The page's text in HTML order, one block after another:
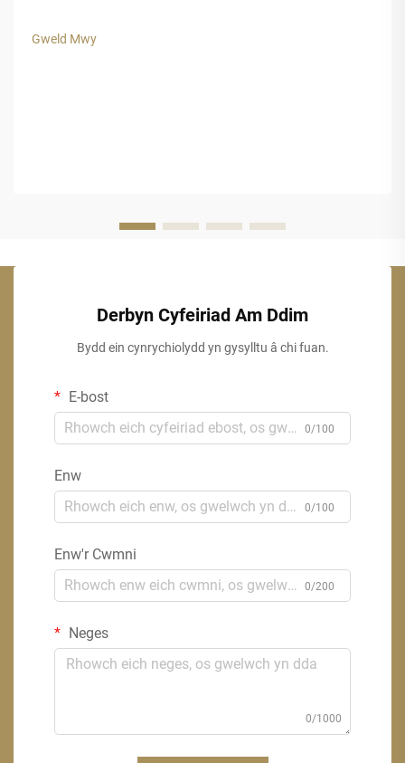
tropicaidd, hamdden...
Gweld Mwy
Derbyn Cyfeiriad Am Ddim
Bydd ein cynrychiolydd yn gysylltu â chi fuan.
E-bost
0/100
Enw
0/100
Enw'r Cwmni
0/200
Neges
0/1000